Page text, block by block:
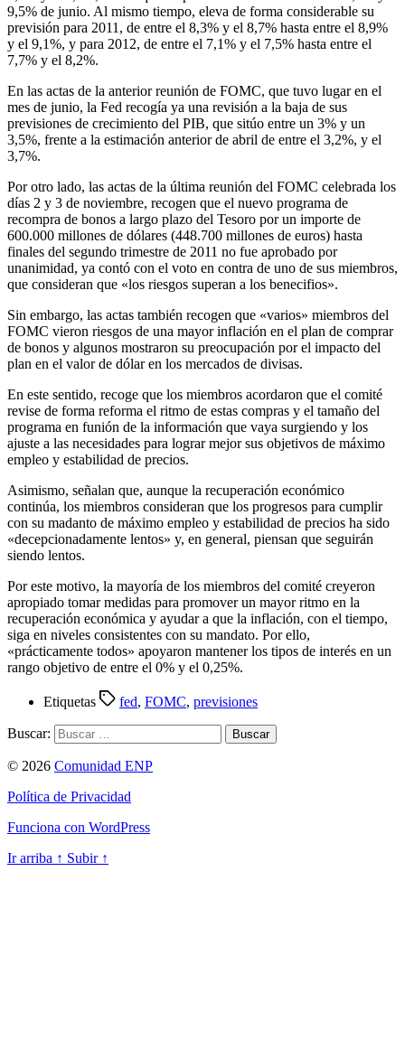
9,5% de junio. Al mismo tiempo, eleva de forma considerable su
previsión para 2011, de entre el 8,3% y el 8,7% hasta entre el 8,9%
y el 9,1%, y para 2012, de entre el 7,1% y el 7,5% hasta entre el
7,7% y el 8,2%.
En las actas de la anterior reunión de FOMC, que tuvo lugar en el
mes de junio, la Fed recogía ya una revisión a la baja de sus
previsiones de crecimiento del PIB, que sitúo entre un 3% y un
3,5%, frente a la estimación anterior de abril de entre el 3,2%, y el
3,7%.
Por otro lado, las actas de la última reunión del FOMC celebrada los
días 2 y 3 de noviembre, recogen que el nuevo programa de
recompra de bonos a largo plazo del Tesoro por un importe de
600.000 millones de dólares (448.700 millones de euros) hasta
finales del segundo trimestre de 2011 no fue aprobado por
unanimidad, ya contó con el voto en contra de uno de sus miembros,
que consideran que «los riesgos superan a los benecifios».
Sin embargo, las actas también recogen que «varios» miembros del
FOMC vieron riesgos de una mayor inflación en el plan de comprar
de bonos y algunos mostraron su preocupación por el impacto del
plan en el valor de dólar en los mercados de divisas.
En este sentido, recoge que los miembros acordaron que el comité
revise de forma reforma el ritmo de estas compras y el tamaño del
programa en funión de la información que vaya surgiendo y los
ajuste a las necesidades para lograr mejor sus objetivos de máximo
empleo y estabilidad de precios.
Asimismo, señalan que, aunque la recuperación económico
continúa, los miembros consideran que los progresos para cumplir
con su madanto de máximo empleo y estabilidad de precios ha sido
«decepcionadamente lentos» y, en general, piensan que seguirán
siendo lentos.
Por este motivo, la mayoría de los miembros del comité creyeron
apropiado tomar medidas para promover un mayor ritmo en la
recuperación económica y ayudar a que la inflación, con el tiempo,
siga en niveles consistentes con su mandato. Por ello,
«prácticamente todos» apoyaron mantener los tipos de interés en un
rango objetivo de entre el 0% y el 0,25%.
Etiquetas fed, FOMC, previsiones
Buscar:
© 2026 Comunidad ENP
Política de Privacidad
Funciona con WordPress
Ir arriba ↑ Subir ↑